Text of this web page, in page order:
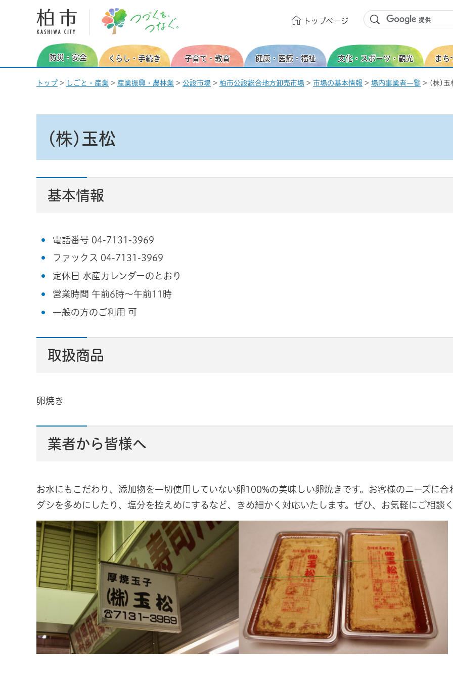
柏市 つづくを、つなぐ。
トップページ
防災・安全 くらし・手続き 子育て・教育 健康・医療・福祉 文化・スポーツ・観光 まち
トップ > しごと・産業 > 産業振興・農林業 > 公設市場 > 柏市公設総合地方卸売市場 > 市場の基本情報 > 場内事業者一覧 > (株)玉
(株)玉松
基本情報
電話番号 04-7131-3969
ファックス 04-7131-3969
定休日 水産カレンダーのとおり
営業時間 午前6時～午前11時
一般の方のご利用 可
取扱商品
卵焼き
業者から皆様へ
お水にもこだわり、添加物を一切使用していない卵100%の美味しい卵焼きです。お客様のニーズに合
ダシを多めにしたり、塩分を控えめにするなど、きめ細かく対応いたします。ぜひ、お気軽にご相談